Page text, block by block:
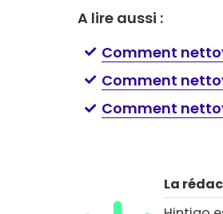
A lire aussi :
Comment
Comment
Comment
La